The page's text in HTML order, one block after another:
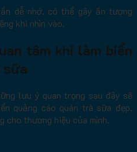
dễ nhớ, có thể gây ấn tượng
khi nhìn vào.
tâm khi làm biển
sữa
lưu ý quan trọng sau đây sẽ
quảng cáo quán trà sữa đẹp,
cho thương hiệu của mình.